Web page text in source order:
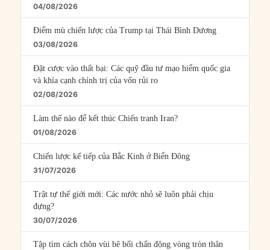
04/08/2026
Điểm mù chiến lược của Trump tại Thái Bình Dương
03/08/2026
Đặt cược vào thất bại: Các quỹ đầu tư mạo hiểm quốc gia
và khía cạnh chính trị của vốn rủi ro
02/08/2026
Làm thế nào để kết thúc Chiến tranh Iran?
01/08/2026
Chiến lược kế tiếp của Bắc Kinh ở Biển Đông
31/07/2026
Trật tự thế giới mới: Các nước nhỏ sẽ luôn phải chịu
đựng?
30/07/2026
Tập tìm cách chôn vùi bê bối chấn động vòng tròn thân